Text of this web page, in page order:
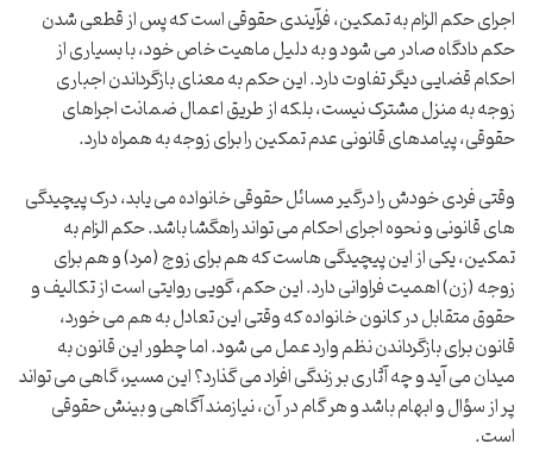
اجرای حکم الزام به تمکین، فرآیندی حقوقی است که پس از قطعی شدن
حکم دادگاه صادر می شود و به دلیل ماهیت خاص خود، با بسیاری از
احکام قضایی دیگر تفاوت دارد. این حکم به معنای بازگرداندن اجباری
زوجه به منزل مشترک نیست، بلکه از طریق اعمال ضمانت اجراهای
حقوقی، پیامدهای قانونی عدم تمکین را برای زوجه به همراه دارد.
وقتی فردی خودش را درگیر مسائل حقوقی خانواده می یابد، درک پیچیدگی
های قانونی و نحوه اجرای احکام می تواند راهگشا باشد. حکم الزام به
تمکین، یکی از این پیچیدگی هاست که هم برای زوج (مرد) و هم برای
زوجه (زن) اهمیت فراوانی دارد. این حکم، گویی روایتی است از تکالیف و
حقوق متقابل در کانون خانواده که وقتی این تعادل به هم می خورد،
قانون برای بازگرداندن نظم وارد عمل می شود. اما چطور این قانون به
میدان می آید و چه آثاری بر زندگی افراد می گذارد؟ این مسیر، گاهی می تواند
پر از سؤال و ابهام باشد و هر گام در آن، نیازمند آگاهی و بینش حقوقی
است.